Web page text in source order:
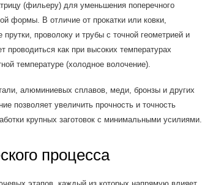
(фильеру) для уменьшения поперечного
формы. В отличие от прокатки или ковки,
прутки, проволоку и трубы с точной геометрией и
проводиться как при высоких температурах
температуре (холодное волочение).
алюминиевых сплавов, меди, бронзы и других
позволяет увеличить прочность и точность
крупных заготовок с минимальными усилиями.
процесса